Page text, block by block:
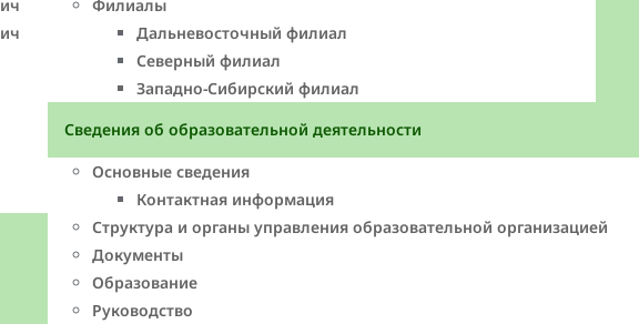
Филиалы
Дальневосточный филиал
Северный филиал
Западно-Cибирский филиал
Сведения об образовательной деятельности
Основные сведения
Контактная информация
Структура и органы управления образовательной организацией
Документы
Образование
Руководство